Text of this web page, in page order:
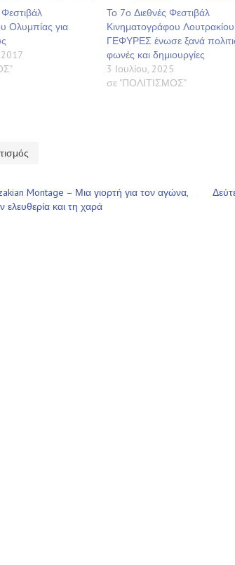
Ολυμπίας για
Το 7ο Διεθνές Φεστιβάλ
Κινηματογράφου Λουτρακίου
ΓΕΦΥΡΕΣ ένωσε ξανά
φωνές και δημιουργίες
3 Ιουλίου, 2025
σε "ΠΟΛΙΤΙΣΜΟΣ"
Montage – Μια γιορτή για τον αγώνα,
ελευθερία και τη χαρά